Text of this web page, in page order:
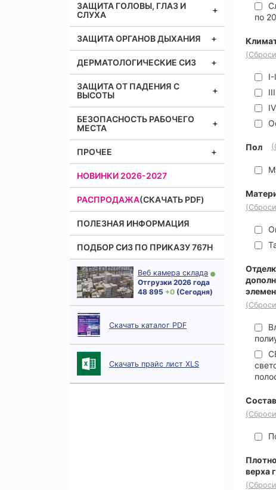
ЗАЩИТА ГОЛОВЫ, ГЛАЗ И
СЛУХА
ЗАЩИТА ОРГАНОВ ДЫХАНИЯ
ДЕРМАТОЛОГИЧЕСКИЕ СИЗ
ЗАЩИТА ОТ ПАДЕНИЯ С
ВЫСОТЫ
БЕЗОПАСНОСТЬ РАБОЧЕГО
МЕСТА
ПРОЧЕЕ
НОВИНКИ 2026-2027
РАСПРОДАЖА(СКАЧАТЬ PDF)
ПОЛЕЗНАЯ ИНФОРМАЦИЯ
ПОДБОР СИЗ ПО ПРИКАЗУ 767Н
Веб камера склада
Отгрузки 2026 года
48 895 + 0 (Сегодня)
Скачать каталог PDF
Скачать прайс лист XLS
по
I-
III
IV
Пол
верха